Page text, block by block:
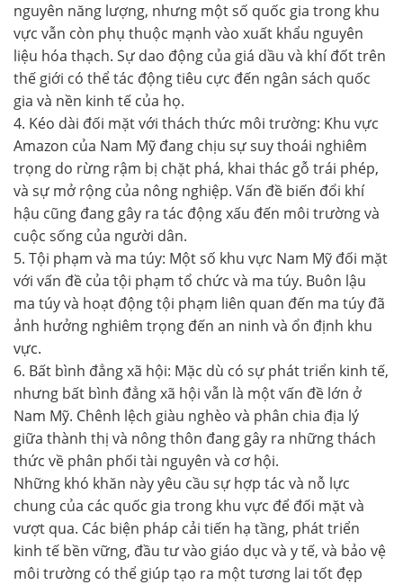
nguyên năng lượng, nhưng một số quốc gia trong khu
vực vẫn còn phụ thuộc mạnh vào xuất khẩu nguyên
liệu hóa thạch. Sự dao động của giá dầu và khí đốt trên
thế giới có thể tác động tiêu cực đến ngân sách quốc
gia và nền kinh tế của họ.
4. Kéo dài đối mặt với thách thức môi trường: Khu vực
Amazon của Nam Mỹ đang chịu sự suy thoái nghiêm
trọng do rừng rậm bị chặt phá, khai thác gỗ trái phép,
và sự mở rộng của nông nghiệp. Vấn đề biến đổi khí
hậu cũng đang gây ra tác động xấu đến môi trường và
cuộc sống của người dân.
5. Tội phạm và ma túy: Một số khu vực Nam Mỹ đối mặt
với vấn đề của tội phạm tổ chức và ma túy. Buôn lậu
ma túy và hoạt động tội phạm liên quan đến ma túy đã
ảnh hưởng nghiêm trọng đến an ninh và ổn định khu
vực.
6. Bất bình đẳng xã hội: Mặc dù có sự phát triển kinh tế,
nhưng bất bình đẳng xã hội vẫn là một vấn đề lớn ở
Nam Mỹ. Chênh lệch giàu nghèo và phân chia địa lý
giữa thành thị và nông thôn đang gây ra những thách
thức về phân phối tài nguyên và cơ hội.
Những khó khăn này yêu cầu sự hợp tác và nỗ lực
chung của các quốc gia trong khu vực để đối mặt và
vượt qua. Các biện pháp cải tiến hạ tầng, phát triển
kinh tế bền vững, đầu tư vào giáo dục và y tế, và bảo vệ
môi trường có thể giúp tạo ra một tương lai tốt đẹp